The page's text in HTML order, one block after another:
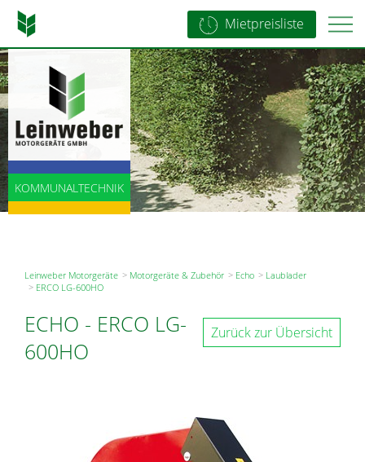
Mietpreisliste
LANDTECHNIK
KOMMUNALTECHNIK
BAUTECHNIK
Leinweber Motorgeräte Motorgeräte & Zubehör Echo
Laublader
ERCO LG-600HO
Zurück zur Übersicht
ECHO - ERCO LG-
600HO